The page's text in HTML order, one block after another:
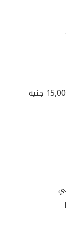
: من 6,000 إلى 15,000 جنيه